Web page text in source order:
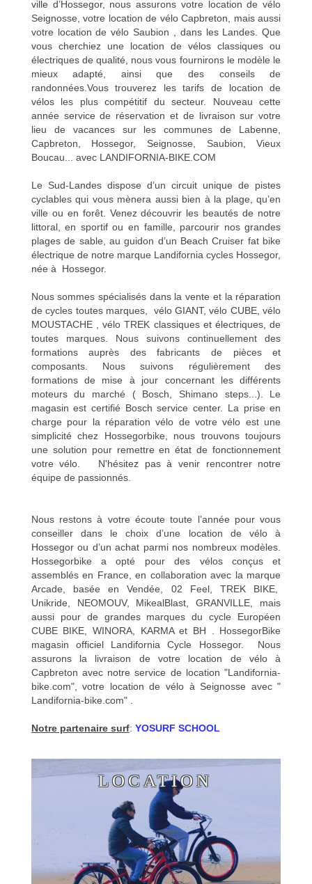
ville d’Hossegor, nous assurons votre location de vélo
Seignosse, votre location de vélo Capbreton, mais aussi
votre location de vélo Saubion , dans les Landes. Que
vous cherchiez une location de vélos classiques ou
électriques de qualité, nous vous fournirons le modèle le
mieux adapté, ainsi que des conseils de
randonnées.Vous trouverez les tarifs de location de
vélos les plus compétitif du secteur. Nouveau cette
année service de réservation et de livraison sur votre
lieu de vacances sur les communes de Labenne,
Capbreton, Hossegor, Seignosse, Saubion, Vieux
Boucau... avec LANDIFORNIA-BIKE.COM
Le Sud-Landes dispose d’un circuit unique de pistes
cyclables qui vous mènera aussi bien à la plage, qu’en
ville ou en forêt. Venez découvrir les beautés de notre
littoral, en sportif ou en famille, parcourir nos grandes
plages de sable, au guidon d’un Beach Cruiser fat bike
électrique de notre marque Landifornia cycles Hossegor,
née à Hossegor.
Nous sommes spécialisés dans la vente et la réparation
de cycles toutes marques, vélo GIANT, vélo CUBE, vélo
MOUSTACHE , vélo TREK classiques et électriques, de
toutes marques. Nous suivons continuellement des
formations auprès des fabricants de pièces et
composants. Nous suivons régulièrement des
formations de mise à jour concernant les différents
moteurs du marché ( Bosch, Shimano steps...). Le
magasin est certifié Bosch service center. La prise en
charge pour la réparation vélo de votre vélo est une
simplicité chez Hossegorbike, nous trouvons toujours
une solution pour remettre en état de fonctionnement
votre vélo. N'hésitez pas à venir rencontrer notre
équipe de passionnés.
Nous restons à votre écoute toute l’année pour vous
conseiller dans le choix d’une location de vélo à
Hossegor ou d’un achat parmi nos nombreux modèles.
Hossegorbike a opté pour des vélos conçus et
assemblés en France, en collaboration avec la marque
Arcade, basée en Vendée, 02 Feel, TREK BIKE,
Unikride, NEOMOUV, MikealBlast, GRANVILLE, mais
aussi pour de grandes marques du cycle Européen
CUBE BIKE, WINORA, KARMA et BH . HossegorBike
magasin officiel Landifornia Cycle Hossegor. Nous
assurons la livraison de votre location de vélo à
Capbreton avec notre service de location "Landifornia-
bike.com", votre location de vélo à Seignosse avec "
Landifornia-bike.com" .
Notre partenaire surf: YOSURF SCHOOL
LOCATION